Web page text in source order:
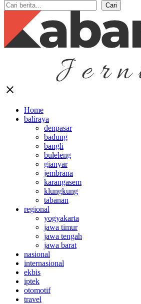
Cari
close
Home
baliraya
denpasar
badung
bangli
buleleng
gianyar
jembrana
karangasem
klungkung
tabanan
regional
yogyakarta
jawa timur
jawa tengah
jawa barat
nasional
internasional
ekbis
iptek
otomotif
travel